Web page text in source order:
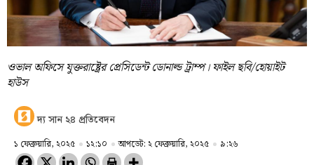
ওভাল অফিসে যুক্তরাষ্ট্রের প্রেসিডেন্ট ডোনাল্ড ট্রাম্প। ফাইল ছবি/হোয়াইট
হাউস
দ্য সান ২৪ প্রতিবেদন
১ ফেব্রুয়ারি, ২০২৫ ১২:১০ আপডেট: ২ ফেব্রুয়ারি, ২০২৫ ৯:২৬